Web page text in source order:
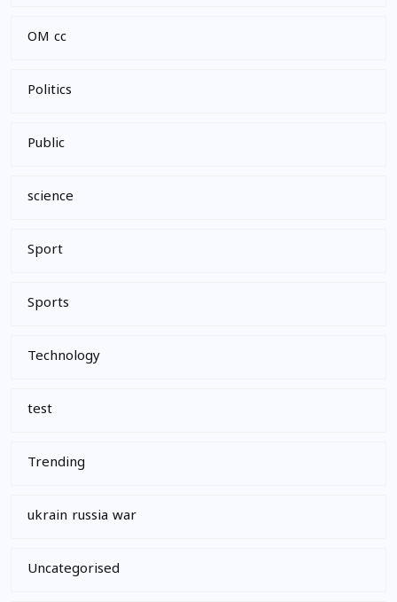
OM cc
Politics
Public
science
Sport
Sports
Technology
test
Trending
ukrain russia war
Uncategorised